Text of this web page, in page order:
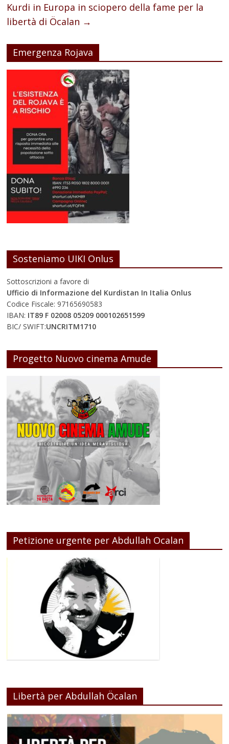
Kurdi in Europa in sciopero della fame per la
libertà di Öcalan →
Emergenza Rojava
Sosteniamo UIKI Onlus
Sottoscrizioni a favore di
Ufficio di Informazione del Kurdistan In Italia Onlus
Codice Fiscale: 97165690583
IBAN: IT89 F 02008 05209 000102651599
BIC/ SWIFT:UNCRITM1710
Progetto Nuovo cinema Amude
Petizione urgente per Abdullah Ocalan
Libertà per Abdullah Öcalan